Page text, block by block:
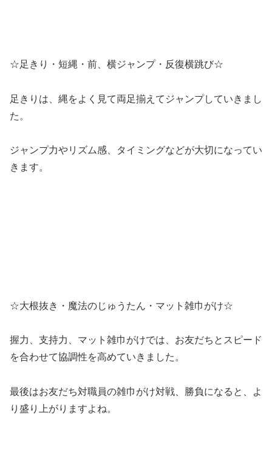
☆足きり・短縄・前、横ジャンプ・反復横跳び☆
足きりは、縄をよく見て両足揃えてジャンプしていきまし
た。
ジャンプ力やリズム感、タイミングなどが大切になってい
きます。
☆大根抜き・魔法のじゅうたん・マット雑巾がけ☆
握力、支持力、マット雑巾がけでは、お友だちとスピード
を合わせて協調性を高めていきました。
最後はお友だち対職員の雑巾がけ対戦、勝負になると、よ
り盛り上がりますよね。